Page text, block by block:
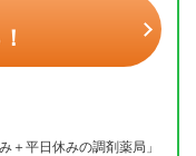
＋平日休みの調剤薬局」